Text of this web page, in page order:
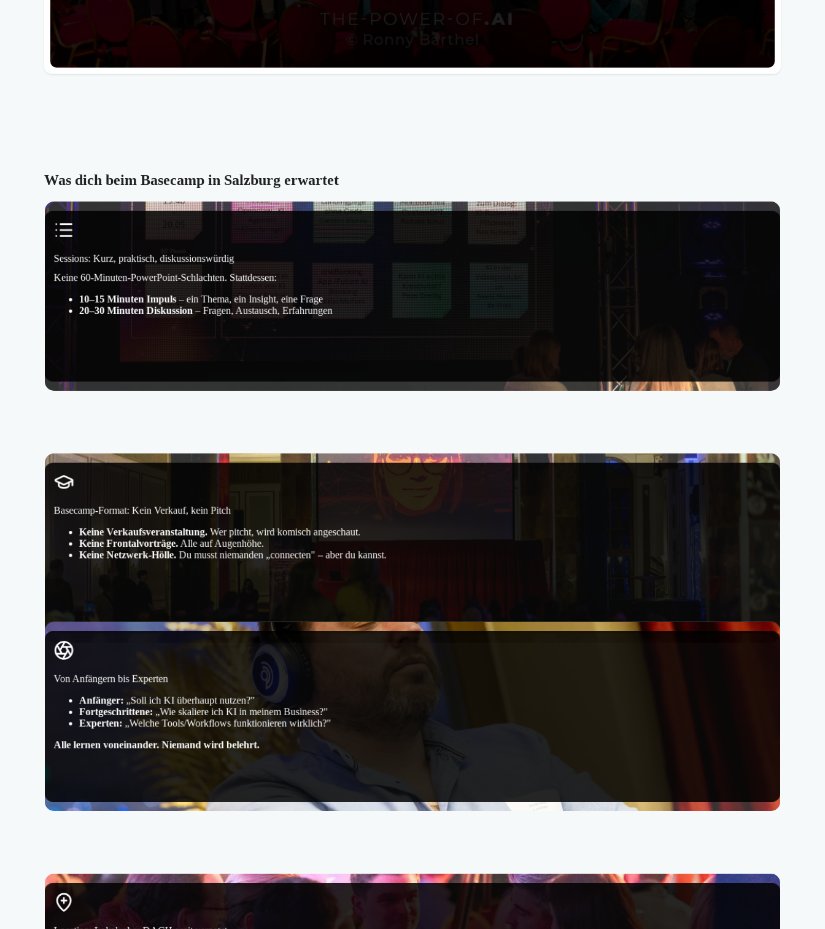
Was dich beim Basecamp in Salzburg erwartet
Sessions: Kurz, praktisch, diskussionswürdig
Keine 60-Minuten-PowerPoint-Schlachten. Stattdessen:
10–15 Minuten Impuls– ein Thema, ein Insight, eine Frage
20–30 Minuten Diskussion – Fragen, Austausch, Erfahrungen
Basecamp-Format: Kein Verkauf, kein Pitch
Keine Verkaufsveranstaltung.Wer pitcht, wird komisch angeschaut.
Keine Frontalvorträge. Alle auf Augenhöhe.
Keine Netzwerk-Hölle. Du musst niemanden „connecten" – aber du kannst.
Von Anfängern bis Experten
Anfänger: „Soll ich KI überhaupt nutzen?"
Fortgeschrittene: „Wie skaliere ich KI in meinem Business?"
Experten: „Welche Tools/Workflows funktionieren wirklich?"
Alle lernen voneinander. Niemand wird belehrt.